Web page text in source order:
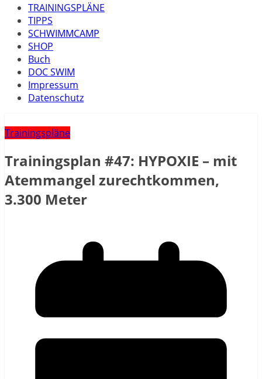
TRAININGSPLÄNE
TIPPS
SCHWIMMCAMP
SHOP
Buch
DOC SWIM
Impressum
Datenschutz
Trainingspläne
Trainingsplan #47: HYPOXIE – mit
Atemmangel zurechtkommen,
3.300 Meter